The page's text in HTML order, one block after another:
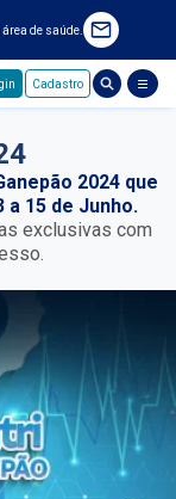
de saúde.
Cadastro
2024 que
a 15 de Junho.
exclusivas com